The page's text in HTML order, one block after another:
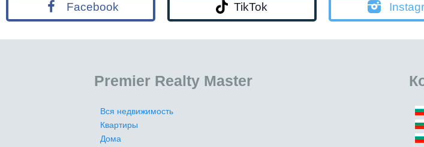
Facebook TikTok
Premier Realty Master
Вся недвижимость
Квартиры
Дома